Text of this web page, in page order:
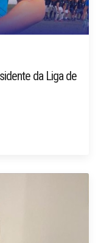
da Liga de